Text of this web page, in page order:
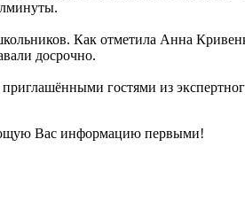
Как отметила Анна
досрочно.
гостями из
Вас информацию первыми!